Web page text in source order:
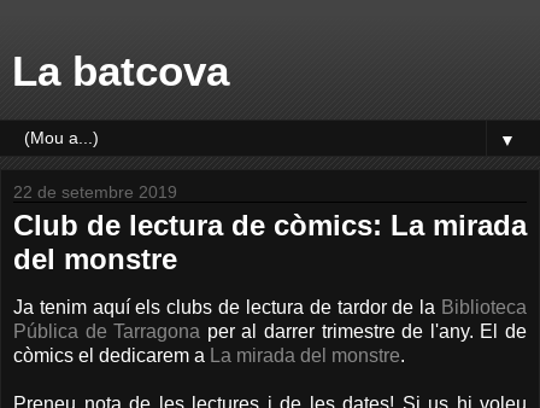
La batcova
▼
22 de setembre 2019
Club de lectura de còmics: La mirada
del monstre
Ja tenim aquí els clubs de lectura de tardor de la Biblioteca
Pública de Tarragona per al darrer trimestre de l'any. El de
còmics el dedicarem a La mirada del monstre.
Preneu nota de les lectures i de les dates! Si us hi voleu